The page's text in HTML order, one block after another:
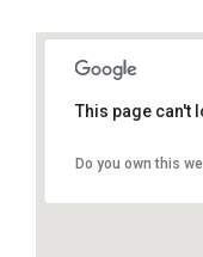
This page can't
Do you own this